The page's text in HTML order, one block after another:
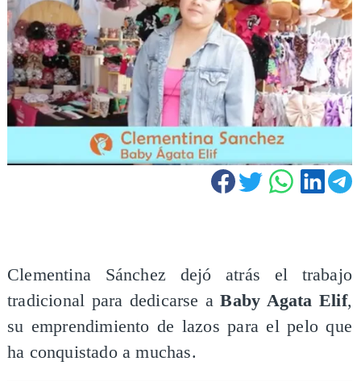
​Clementina Sánchez dejó atrás el trabajo
tradicional para dedicarse aBaby Agata Elif,
su emprendimiento de lazos para el pelo que
ha conquistado a muchas.